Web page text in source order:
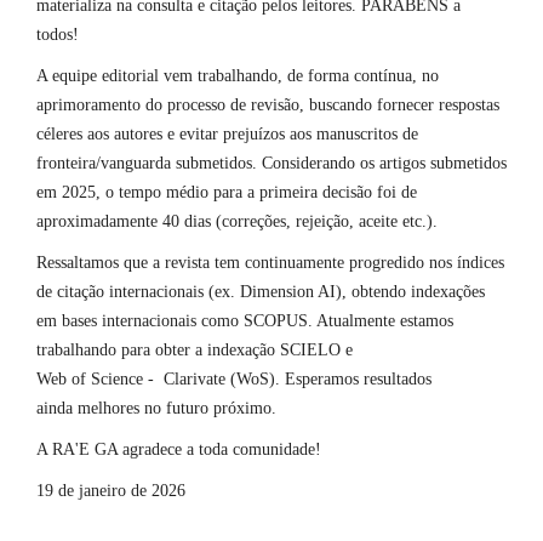
materializa na consulta e citação pelos leitores. PARABÉNS a
todos!
A equipe editorial vem trabalhando, de forma contínua, no
aprimoramento do processo de revisão, buscando fornecer respostas
céleres aos autores e evitar prejuízos aos manuscritos de
fronteira/vanguarda submetidos. Considerando os artigos submetidos
em 2025, o tempo médio para a primeira decisão foi de
aproximadamente 40 dias (correções, rejeição, aceite etc.).
Ressaltamos que a revista tem continuamente progredido nos índices
de citação internacionais (ex. Dimension AI), obtendo indexações
em bases internacionais como SCOPUS. Atualmente estamos
trabalhando para obter a indexação SCIELO e
Web of Science - Clarivate (WoS). Esperamos resultados
ainda melhores no futuro próximo.
A RA'E GA agradece a toda comunidade!
19 de janeiro de 2026